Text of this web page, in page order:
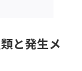
と発生メ